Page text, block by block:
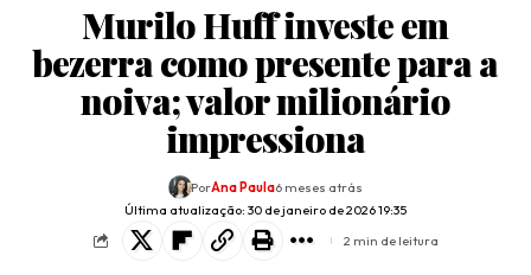
Murilo Huff investe em
bezerra como presente para a
noiva; valor milionário
impressiona
Última atualização: 30 de janeiro de 2026 19:35
PorAna Paula6 meses atrás
2 min de leitura